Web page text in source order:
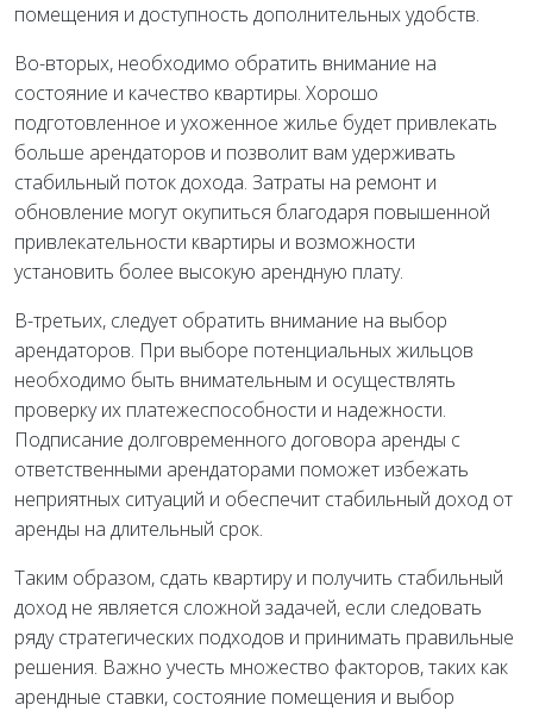
помещения и доступность дополнительных удобств.
Во-вторых, необходимо обратить внимание на
состояние и качество квартиры. Хорошо
подготовленное и ухоженное жилье будет привлекать
больше арендаторов и позволит вам удерживать
стабильный поток дохода. Затраты на ремонт и
обновление могут окупиться благодаря повышенной
привлекательности квартиры и возможности
установить более высокую арендную плату.
В-третьих, следует обратить внимание на выбор
арендаторов. При выборе потенциальных жильцов
необходимо быть внимательным и осуществлять
проверку их платежеспособности и надежности.
Подписание долговременного договора аренды с
ответственными арендаторами поможет избежать
неприятных ситуаций и обеспечит стабильный доход от
аренды на длительный срок.
Таким образом, сдать квартиру и получить стабильный
доход не является сложной задачей, если следовать
ряду стратегических подходов и принимать правильные
решения. Важно учесть множество факторов, таких как
арендные ставки, состояние помещения и выбор